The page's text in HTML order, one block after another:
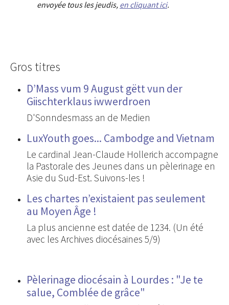
envoyée tous les jeudis, en cliquant ici.
Gros titres
D’Mass vum 9 August gëtt vun der
Giischterklaus iwwerdroen
D'Sonndesmass an de Medien
LuxYouth goes... Cambodge and Vietnam
Le cardinal Jean-Claude Hollerich accompagne
la Pastorale des Jeunes dans un pèlerinage en
Asie du Sud-Est. Suivons-les !
Les chartes n’existaient pas seulement
au Moyen Âge !
La plus ancienne est datée de 1234. (Un été
avec les Archives diocésaines 5/9)
Pèlerinage diocésain à Lourdes : "Je te
salue, Comblée de grâce"